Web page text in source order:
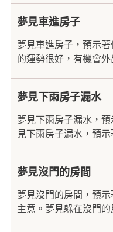
夢見車進房子
夢見車進房子，預示
的運勢很好，有機會
夢見下雨房子漏水
夢見下雨房子漏水，
見下雨房子漏水，預
夢見沒門的房間
夢見沒門的房間，預
主意。夢見躲在沒門